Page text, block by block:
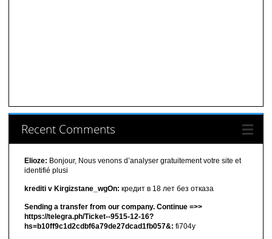
Recent Comments
Elioze: Bonjour, Nous venons d’analyser gratuitement votre site et
identifié plusi
krediti v Kirgizstane_wgOn: кредит в 18 лет без отказа
Sending a transfer from our company. Continue =>>
https://telegra.ph/Ticket--9515-12-16?
hs=b10ff9c1d2cdbf6a79de27dcad1fb057&: fi704y